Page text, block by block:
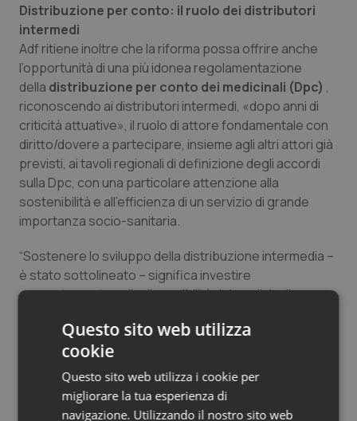
Rene & patologie urogenitali
Salute orale & impianti
Sangue & coagulazione
Tiroide
Tumore al seno
Tumore ovarico
Tumori del Polmone & Testa Collo
Tumori gastrointestinali
Ulcera & Reflusso
Vaccini
Distribuzione per conto: il ruolo dei distributori
intermedi
Adf ritiene inoltre che la riforma possa offrire anche
l’opportunità di una più idonea regolamentazione
della distribuzione per conto dei medicinali (Dpc) ,
riconoscendo ai distributori intermedi, «dopo anni di
criticità attuative», il ruolo di attore fondamentale con
diritto/dovere a partecipare, insieme agli altri attori già
previsti, ai tavoli regionali di definizione degli accordi
sulla Dpc, con una particolare attenzione alla
sostenibilità e all’efficienza di un servizio di grande
importanza socio-sanitaria.
“Sostenere lo sviluppo della distribuzione intermedia –
è stato sottolineato – significa investire
concretamente sulla disponibilità dei medicinali,
salute dei cittadini, in piena coerenza con gli obiettivi
della riforma in esame”.
Adf conferma, dunque, la propria piena disponibilità a
collaborare con le Istituzioni per contribuire al
Questo sito web utilizza
cookie
Questo sito web utilizza i cookie per
migliorare la tua esperienza di
navigazione. Utilizzando il nostro sito web